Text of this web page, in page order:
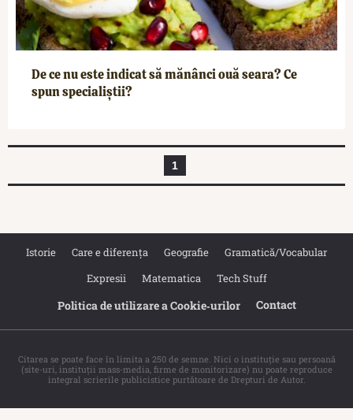
De ce nu este indicat să mănânci ouă seara? Ce
spun specialiștii?
1
Istorie Care e diferența Geografie
Gramatică/Vocabular
Expresii
Matematica Tech Stuff
Politica de utilizare a Cookie‐urilor Contact
Citarea se poate face în limita a 250 de semne. Nici o instituţie sau persoană
(site-uri, instituţii mass-media, firme de monitorizare) nu poate reproduce
integral scrierile publicistice purtătoare de Drepturi de Autor.